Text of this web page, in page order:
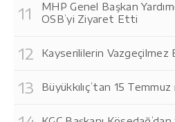
MHP Genel Başkan
OSB’yi Ziyaret Etti
Kayserililerin Vazgeçilmez
Büyükkılıç’tan 15 Temmuz